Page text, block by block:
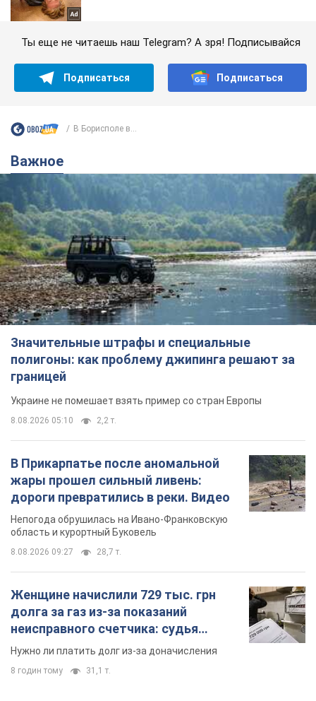
Ты еще не читаешь наш Telegram? А зря! Подписывайся
Подписаться Подписаться
В Борисполе в...
Важное
Значительные штрафы и специальные
полигоны: как проблему джипинга решают за
границей
Украине не помешает взять пример со стран Европы
8.08.2026 05:10 2,2 т.
В Прикарпатье после аномальной
жары прошел сильный ливень:
дороги превратились в реки. Видео
Непогода обрушилась на Ивано-Франковскую
область и курортный Буковель
8.08.2026 09:27 28,7 т.
Женщине начислили 729 тыс. грн
долга за газ из-за показаний
неисправного счетчика: судья
вынес неожиданное решение
Нужно ли платить долг из-за доначисления
8 годин тому 31,1 т.